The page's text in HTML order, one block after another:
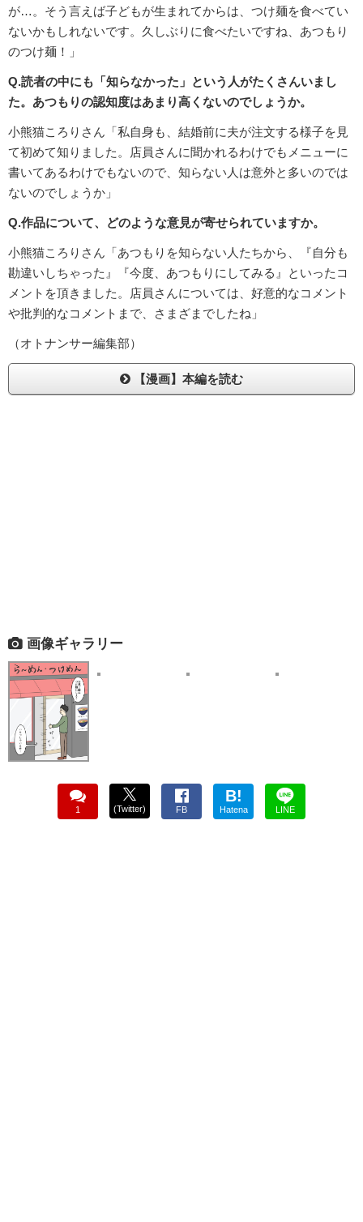
が…。そう言えば子どもが生まれてからは、つけ麺を食べてい
ないかもしれないです。久しぶりに食べたいですね、あつもり
のつけ麺！」
Q.読者の中にも「知らなかった」という人がたくさんいまし
た。あつもりの認知度はあまり高くないのでしょうか。
小熊猫ころりさん「私自身も、結婚前に夫が注文する様子を見
て初めて知りました。店員さんに聞かれるわけでもメニューに
書いてあるわけでもないので、知らない人は意外と多いのでは
ないのでしょうか」
Q.作品について、どのような意見が寄せられていますか。
小熊猫ころりさん「あつもりを知らない人たちから、『自分も
勘違いしちゃった』『今度、あつもりにしてみる』といったコ
メントを頂きました。店員さんについては、好意的なコメント
や批判的なコメントまで、さまざまでしたね」
（オトナンサー編集部）
【漫画】本編を読む
画像ギャラリー
1 (Twitter) FB
B!
Hatena LINE